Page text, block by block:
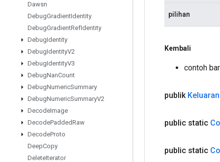
Dawsn
DebugGradientIdentity
DebugGradientRefIdentity
DebugIdentity
DebugIdentityV2
DebugIdentityV3
DebugNanCount
DebugNumericSummary
DebugNumericSummaryV2
DecodeImage
DecodePaddedRaw
DecodeProto
DeepCopy
DeleteIterator
pilihan
Kembali
contoh
publik Keluaran
public static
public static